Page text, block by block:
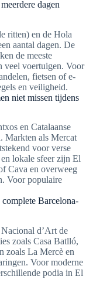
dagen
ritten) en de Hola
aantal dagen. De
de meeste
veel voertuigen. Voor
fietsen of e-
en veiligheid.
niet missen tijdens
en Catalaanse
Markten als Mercat
voor verse
lokale sfeer zijn El
Cava en overweeg
Voor populaire
Barcelona-
d’Art de
zoals Casa Batlló,
zoals La Mercè en
Voor moderne
podia in El